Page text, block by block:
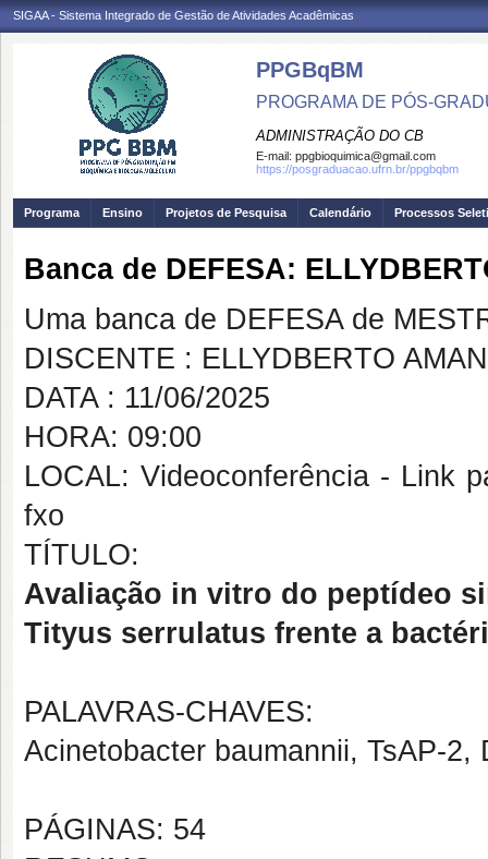
SIGAA - Sistema Integrado de Gestão de Atividades Acadêmicas
PPGBqBM
PROGRAMA DE PÓS-
ADMINISTRAÇÃO DO CB
E-mail: ppgbioquimica@gmail.com
https://posgraduacao.ufrn.br/ppgbqbm
Programa Ensino Projetos de Pesquisa Calendário Processos
Banca de DEFESA:
Uma banca de DEFESA de
DISCENTE : ELLYDBERTO
DATA : 11/06/2025
HORA: 09:00
LOCAL: Videoconferência - Link
fxo
TÍTULO:
Avaliação in vitro do peptídeo
Tityus serrulatus frente a
PALAVRAS-CHAVES:
Acinetobacter baumannii, TsAP-2,
PÁGINAS: 54